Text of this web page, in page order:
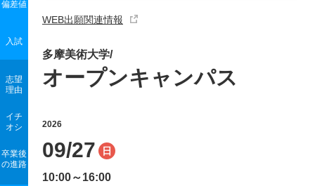
WEB出願関連情報
偏差値
入試
志望
理由
イチ
オシ
卒業後
の進路
多摩美術大学/
オープンキャンパス
2026
09/27 日
10:00～16:00